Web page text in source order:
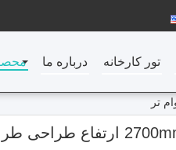
درباره ما تور کارخانه